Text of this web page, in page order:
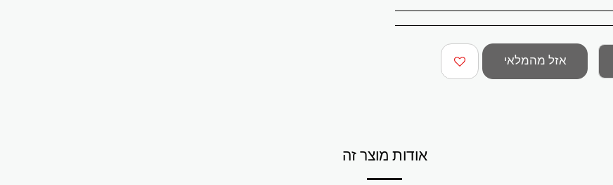
אזל מהמלאי
אודות מוצר זה